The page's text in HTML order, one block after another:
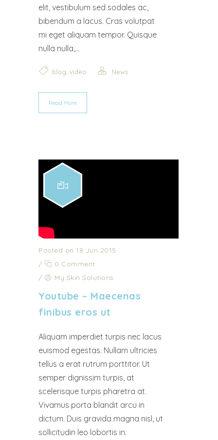
elit, vestibulum sed sodales ac,
bibendum a lacus. Cras volutpat
mi eget aliquam tempor. Quisque
nulla nulla,...
blog, video News
Read More
Posted on 18 Jun 2015
/
0 Comment
/
My Skin Solutions
Youtube – Maecenas
finibus eros ut
Aliquam imperdiet turpis nec lacus
euismod egestas. Nullam ultricies
tellus a erat rutrum porttitor. Ut
semper dignissim turpis, at
scelerisque turpis pharetra at.
Vivamus porta blandit arcu in
dictum. Duis gravida magna nisl, ut
sollicitudin leo lobortis in.